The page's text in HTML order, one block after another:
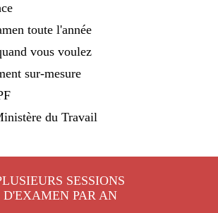
toute l'année
vous voulez
sur-mesure
du Travail
SESSIONS
D'EXAMEN PAR AN